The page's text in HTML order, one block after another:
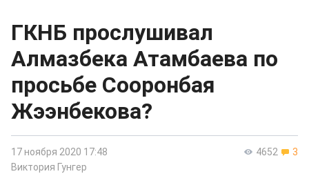
ГКНБ прослушивал
Алмазбека Атамбаева по
просьбе Сооронбая
Жээнбекова?
4652 3
17 ноября 2020 17:48
Виктория Гунгер